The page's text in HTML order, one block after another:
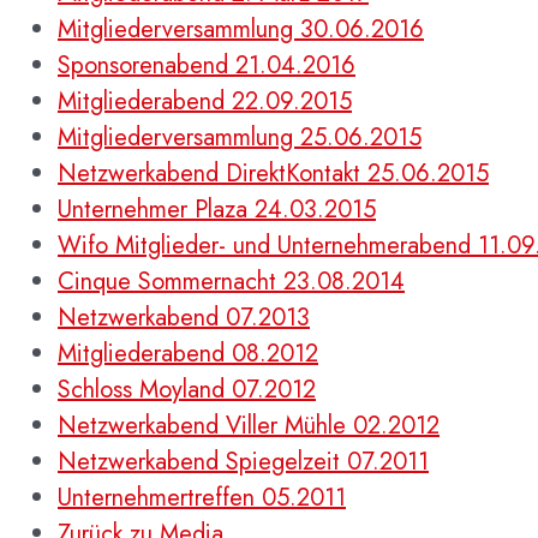
Mitgliederversammlung 30.06.2016
Sponsorenabend 21.04.2016
Mitgliederabend 22.09.2015
Mitgliederversammlung 25.06.2015
Netzwerkabend DirektKontakt 25.06.2015
Unternehmer Plaza 24.03.2015
Wifo Mitglieder- und Unternehmerabend
Cinque Sommernacht 23.08.2014
Netzwerkabend 07.2013
Mitgliederabend 08.2012
Schloss Moyland 07.2012
Netzwerkabend Viller Mühle 02.2012
Netzwerkabend Spiegelzeit 07.2011
Unternehmertreffen 05.2011